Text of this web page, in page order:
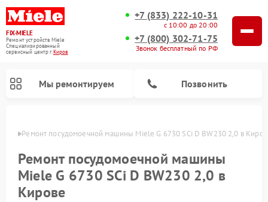
FIX-MIELE
Ремонт устройств Miele
Специализированный
cервисный центр г.Киров
+7 (833) 222-10-31
с 10:00 до 20:00
+7 (800) 302-71-75
Звонок бесплатный по РФ
Мы ремонтируем Позвонить
Ремонт посудомоечной машины Miele G 6730 SCi D BW230 2,0 в
Ремонт посудомоечной машины
Miele G 6730 SCi D BW230 2,0 в
Кирове